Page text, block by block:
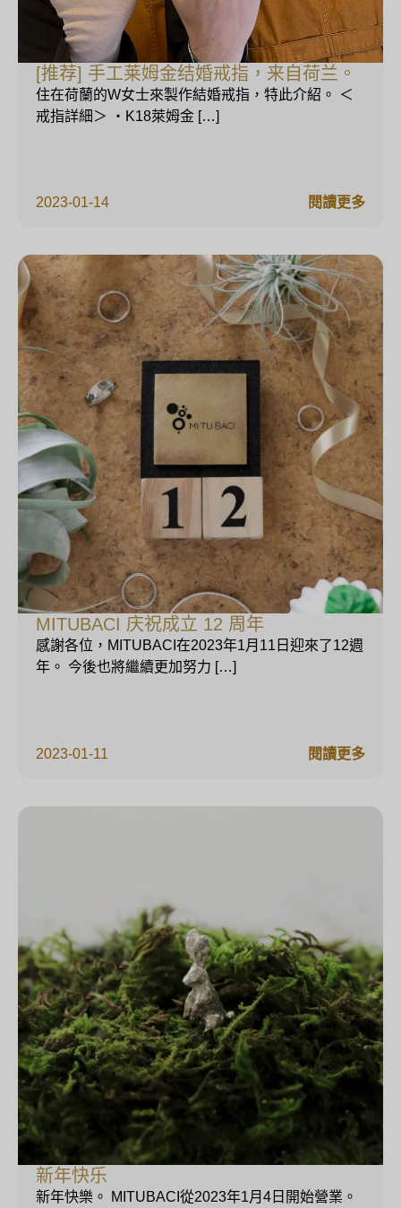
[推荐] 手工莱姆金结婚戒指，来自荷兰。
2023-01-14
住在荷蘭的W女士來製作結婚戒指，特此介紹。 ＜
戒指詳細＞ ・K18萊姆金 […]
閱讀更多
MITUBACI 庆祝成立 12 周年
2023-01-11
感謝各位，MITUBACI在2023年1月11日迎來了12週
年。 今後也將繼續更加努力 […]
閱讀更多
新年快乐
新年快樂。 MITUBACI從2023年1月4日開始營業。